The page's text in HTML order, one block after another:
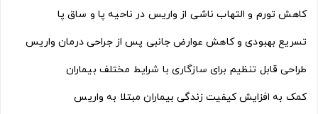
کاهش تورم و التهاب ناشی از واریس در ناحیه پا و ساق پا
تسریع بهبودی و کاهش عوارض جانبی پس از جراحی درمان واریس
طراحی قابل تنظیم برای سازگاری با شرایط مختلف بیماران
کمک به افزایش کیفیت زندگی بیماران مبتلا به واریس